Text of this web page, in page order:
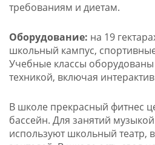
требованиям и диетам.
Оборудование: на 19
школьный кампус,
Учебные классы
техникой, включая
В школе прекрасный фитнес
бассейн. Для занятий
используют школьный